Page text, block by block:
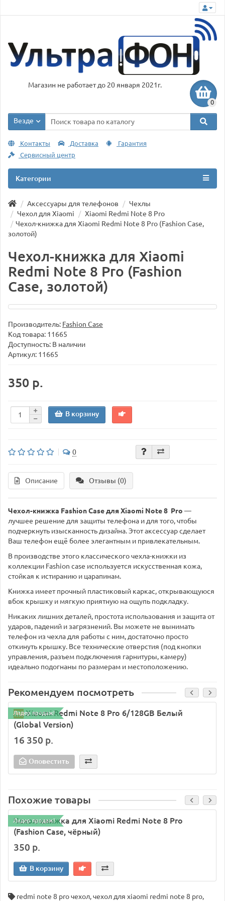
Магазин не работает до 20 января 2021г.
0
Везде
Контакты Доставка
Гарантия
Сервисный центр
Категории
Аксессуары для телефонов
Чехлы
Чехол для Xiaomi
Xiaomi Redmi Note 8 Pro
Чехол-книжка для Xiaomi Redmi Note 8 Pro (Fashion Case,
золотой)
Чехол-книжка для Xiaomi
Redmi Note 8 Pro (Fashion
Case, золотой)
Производитель: Fashion Case
Код товара: 11665
Доступность: В наличии
Артикул: 11665
350 р.
В корзину
0
Описание Отзывы (0)
Чехол-книжка Fashion Case для Xiaomi Note 8 Pro —
лучшее решение для защиты телефона и для того, чтобы
подчеркнуть изысканность дизайна. Этот аксессуар сделает
Ваш телефон ещё более элегантным и привлекательным.
В производстве этого классического чехла-книжки из
коллекции Fashion case используется искусственная кожа,
стойкая к истиранию и царапинам.
Книжка имеет прочный пластиковый каркас, открывающуюся
вбок крышку и мягкую приятную на ощупь подкладку.
Никаких лишних деталей, простота использования и защита от
ударов, падений и загрязнений. Вы можете не вынимать
телефон из чехла для работы с ним, достаточно просто
откинуть крышку. Все технические отверстия (под кнопки
управления, разъем подключения гарнитуры, камеру)
идеально подогнаны по размерам и местоположению.
Рекомендуем посмотреть
Лидер продаж!
Xiaomi Redmi Note 8 Pro 6/128GB Белый
(Global Version)
16 350 р.
Оповестить
Похожие товары
Лидер продаж!
Чехол-книжка для Xiaomi Redmi Note 8 Pro
(Fashion Case, чёрный)
350 р.
В корзину
redmi note 8 pro чехол,чехол для xiaomi redmi note 8 pro,